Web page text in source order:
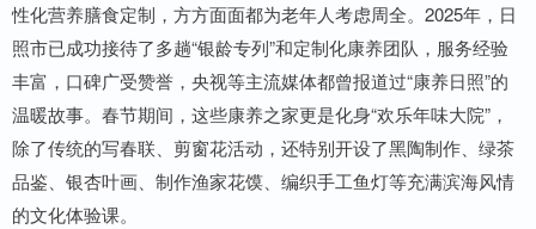
性化营养膳食定制，方方面面都为老年人考虑周全。2025年，日
照市已成功接待了多趟“银龄专列”和定制化康养团队，服务经验
丰富，口碑广受赞誉，央视等主流媒体都曾报道过“康养日照”的
温暖故事。春节期间，这些康养之家更是化身“欢乐年味大院”，
除了传统的写春联、剪窗花活动，还特别开设了黑陶制作、绿茶
品鉴、银杏叶画、制作渔家花馍、编织手工鱼灯等充满滨海风情
的文化体验课。